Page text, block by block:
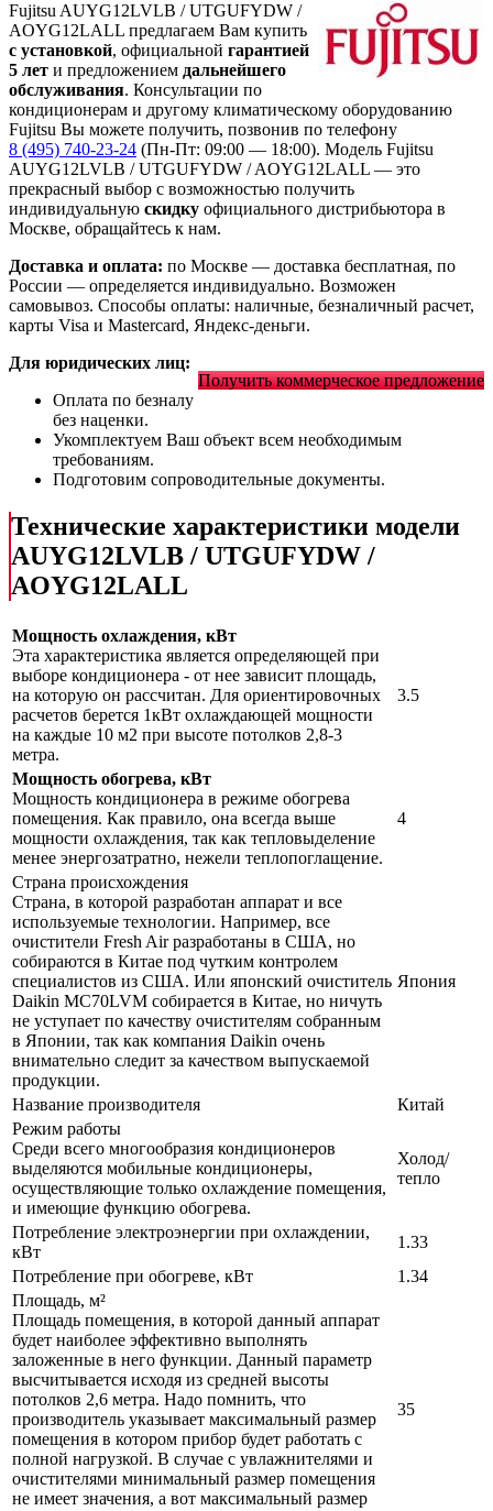
Fujitsu AUYG12LVLB / UTGUFYDW /
AOYG12LALL предлагаем Вам купить
с установкой, официальной гарантией
5 лет и предложением дальнейшего
обслуживания. Консультации по
кондиционерам и другому климатическому оборудованию
Fujitsu Вы можете получить, позвонив по телефону
8 (495) 740-23-24 (Пн-Пт: 09:00 — 18:00). Модель Fujitsu
AUYG12LVLB / UTGUFYDW / AOYG12LALL — это
прекрасный выбор с возможностью получить
индивидуальную скидку официального дистрибьютора в
Москве, обращайтесь к нам.
Доставка и оплата: по Москве — доставка бесплатная, по
России — определяется индивидуально. Возможен
самовывоз. Способы оплаты: наличные, безналичный расчет,
карты Visa и Mastercard, Яндекс-деньги.
Получить коммерческое предложение
Для юридических лиц:
Оплата по безналу
без наценки.
Укомплектуем Ваш объект всем необходимым
требованиям.
Подготовим сопроводительные документы.
Технические характеристики модели
AUYG12LVLB / UTGUFYDW /
AOYG12LALL
Мощность охлаждения, кВт
Эта характеристика является определяющей при
выборе кондиционера - от нее зависит площадь,
на которую он рассчитан. Для ориентировочных
расчетов берется 1кВт охлаждающей мощности
на каждые 10 м2 при высоте потолков 2,8-3
метра.
3.5
Мощность обогрева, кВт
Мощность кондиционера в режиме обогрева
помещения. Как правило, она всегда выше
мощности охлаждения, так как тепловыделение
менее энергозатратно, нежели теплопоглащение.
4
Страна происхождения
Страна, в которой разработан аппарат и все
используемые технологии. Например, все
очистители Fresh Air разработаны в США, но
собираются в Китае под чутким контролем
специалистов из США. Или японский очиститель
Daikin MC70LVM собирается в Китае, но ничуть
не уступает по качеству очистителям собранным
в Японии, так как компания Daikin очень
внимательно следит за качеством выпускаемой
продукции.
Япония
Название производителя
Китай
Режим работы
Среди всего многообразия кондиционеров
выделяются мобильные кондиционеры,
осуществляющие только охлаждение помещения,
и имеющие функцию обогрева.
Холод/
тепло
Потребление электроэнергии при охлаждении,
кВт
1.33
Потребление при обогреве, кВт
1.34
Площадь, м²
Площадь помещения, в которой данный аппарат
будет наиболее эффективно выполнять
заложенные в него функции. Данный параметр
высчитывается исходя из средней высоты
потолков 2,6 метра. Надо помнить, что
производитель указывает максимальный размер
помещения в котором прибор будет работать с
полной нагрузкой. В случае с увлажнителями и
очистителями минимальный размер помещения
не имеет значения, а вот максимальный размер
35